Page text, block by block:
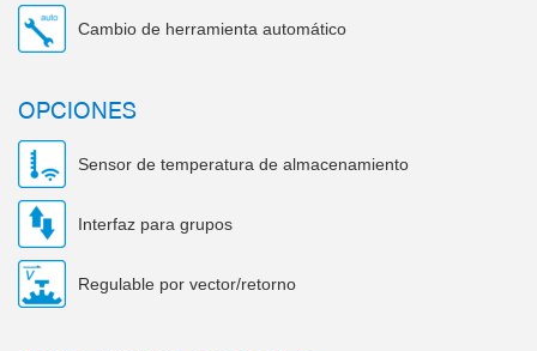
Cambio de herramienta automático
OPCIONES
Sensor de temperatura de almacenamiento
Interfaz para grupos
Regulable por vector/retorno